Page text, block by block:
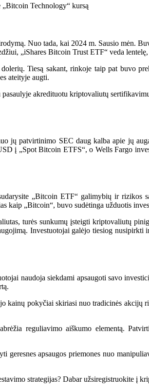
Technology“ kursą
Nuo tada, kai 2024 m. Sausio mėn.
„iShares Bitcoin Trust ETF“ veda
Tiesą sakant, rinkoje taip pat buvo
ateityje augti.
akredituotu kriptovaliutų
jų patvirtinimo SEC daug kalba apie jų
į „Spot Bitcoin ETFS“, o Wells Fargo
„Bitcoin ETF“ galimybių ir
kaip „Bitcoin“, buvo sudėtinga užduotis
turės sunkumų įsteigti kriptovaliutų
Investuotojai galėjo tiesiog
naudoja siekdami apsaugoti savo
kainų pokyčiai skiriasi nuo tradicinės
reguliavimo aiškumo elementą.
geresnes apsaugos priemones nuo
strategijas? Dabar užsiregistruokite į